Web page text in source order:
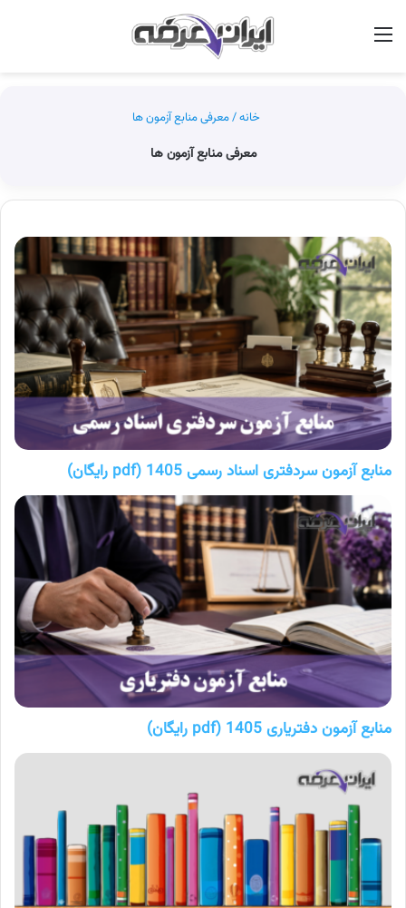
خانه/معرفی منابع آزمون ها
معرفی منابع آزمون ها
منابع آزمون سردفتری اسناد رسمی 1405 (pdf رایگان)
منابع آزمون دفتریاری 1405 (pdf رایگان)